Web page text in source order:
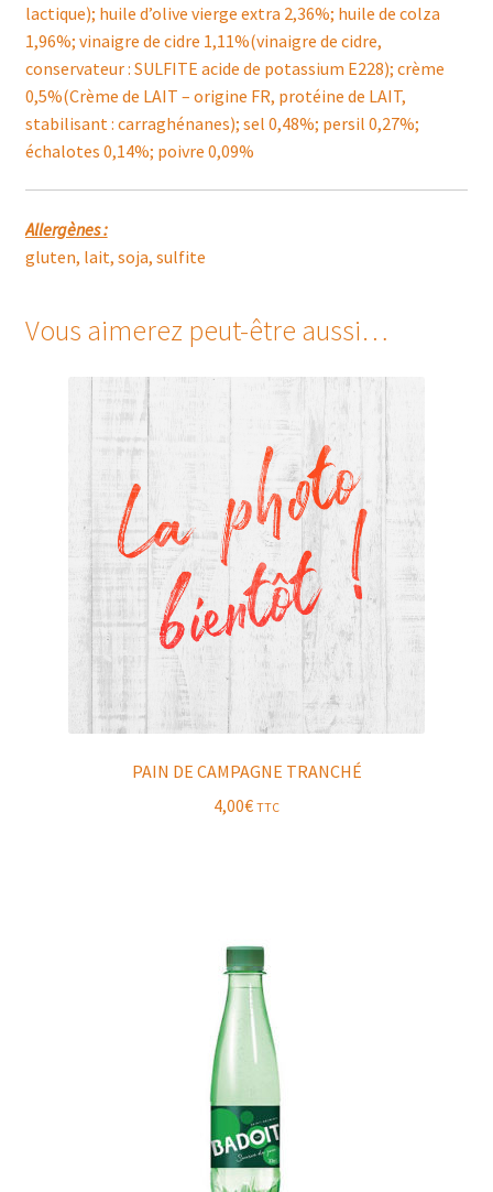
lactique); huile d’olive vierge extra 2,36%; huile de colza
1,96%; vinaigre de cidre 1,11%(vinaigre de cidre,
conservateur : SULFITE acide de potassium E228); crème
0,5%(Crème de LAIT – origine FR, protéine de LAIT,
stabilisant : carraghénanes); sel 0,48%; persil 0,27%;
échalotes 0,14%; poivre 0,09%
Allergènes :
gluten, lait, soja, sulfite
Vous aimerez peut-être aussi…
PAIN DE CAMPAGNE TRANCHÉ
4,00€ TTC